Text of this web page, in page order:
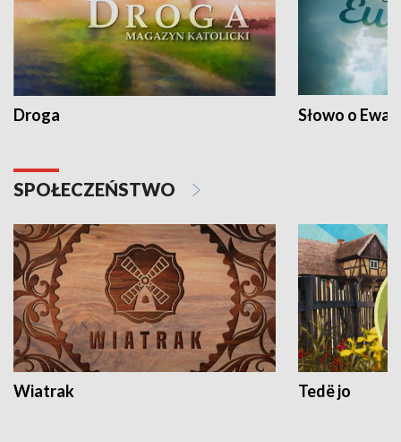
Droga Słowo o
SPOŁECZEŃSTWO
Wiatrak Tedë jo